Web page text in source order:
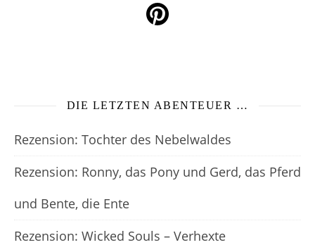
DIE LETZTEN ABENTEUER …
Rezension: Tochter des Nebelwaldes
Rezension: Ronny, das Pony und Gerd, das Pferd
und Bente, die Ente
Rezension: Wicked Souls – Verhexte